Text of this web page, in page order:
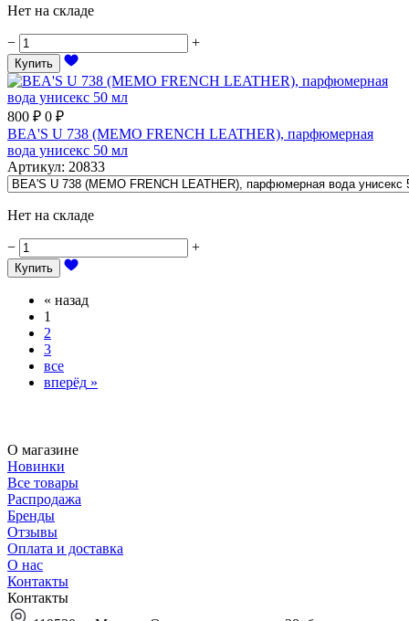
Нет на складе
− +
Купить
800 ₽ 0 ₽
BEA'S U 738 (MEMO FRENCH LEATHER), парфюмерная
вода унисекс 50 мл
Артикул: 20833
Нет на складе
− +
Купить
« назад
1
2
3
все
вперёд »
О магазине
Новинки
Все товары
Распродажа
Бренды
Отзывы
Оплата и доставка
О нас
Контакты
Контакты